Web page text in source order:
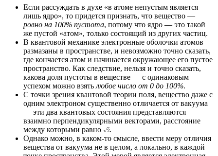
Если рассуждать в духе «в атоме непустым является
лишь ядро», то придется признать, что вещество —
ровно на 100% пустота, потому что ядро — это такой
же пустой «атом», только состоящий из других частиц.
В квантовой механике электронные оболочки атомов
размазаны в пространстве, и невозможно точно сказать,
где кончается атом и начинается окружающее его пустое
пространство. Как следствие, нельзя и точно сказать,
какова доля пустоты в веществе — с одинаковым
успехом можно взять любое число от 0 до 100%.
С точки зрения квантовой теории поля, вещество даже с
одним электроном существенно отличается от вакуума
— эти два квантовых состояния представляются
взаимно перпендикулярными векторами, расстояние
между которыми равно
.
Однако можно, в каком-то смысле, ввести меру отличия
вещества от вакуума не в целом, а локально, в каждой